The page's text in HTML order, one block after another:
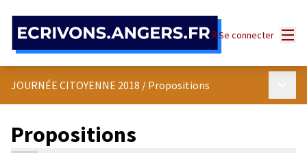
Se connecter
JOURNÉE CITOYENNE 2018 / Propositions
Propositions